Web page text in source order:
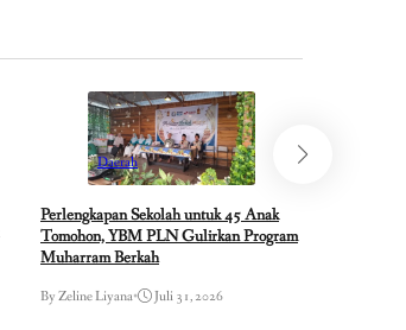
Daerah
Perlengkapan Sekolah untuk 45 Anak
Tomohon, YBM PLN Gulirkan Program
Muharram Berkah
By Zeline Liyana• Juli 31, 2026